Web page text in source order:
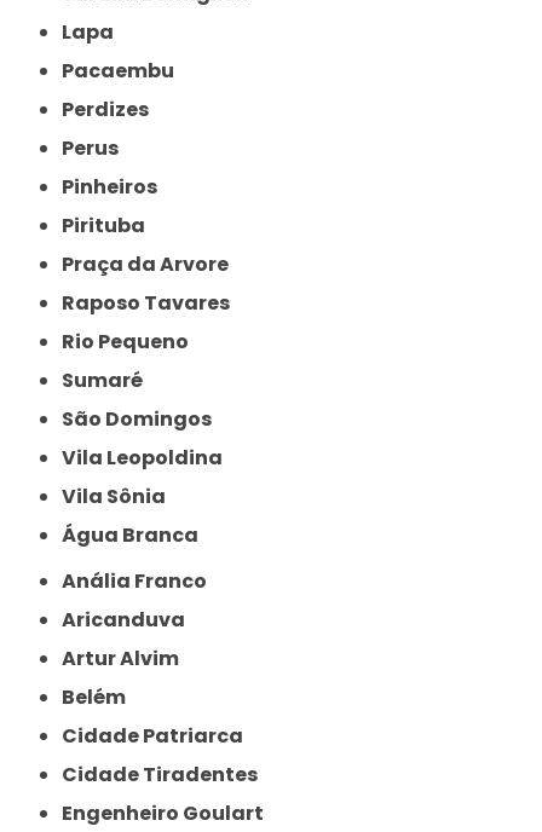
Lapa
Pacaembu
Perdizes
Perus
Pinheiros
Pirituba
Praça da Arvore
Raposo Tavares
Rio Pequeno
Sumaré
São Domingos
Vila Leopoldina
Vila Sônia
Água Branca
Anália Franco
Aricanduva
Artur Alvim
Belém
Cidade Patriarca
Cidade Tiradentes
Engenheiro Goulart